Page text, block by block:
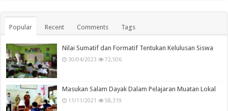
Popular Recent Comments Tags
Nilai Sumatif dan Formatif Tentukan Kelulusan Siswa
30/04/2023 72,506
Masukan Salam Dayak Dalam Pelajaran Muatan Lokal
11/11/2021 58,319